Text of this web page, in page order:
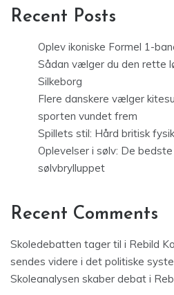
Recent Posts
Oplev ikoniske Formel 1-
Sådan vælger du den rette
Silkeborg
Flere danskere vælger
sporten vundet frem
Spillets stil: Hård britisk
Oplevelser i sølv: De
sølvbrylluppet
Recent Comments
Skoledebatten tager til i Rebild
sendes videre i det politiske
Skoleanalysen skaber debat i